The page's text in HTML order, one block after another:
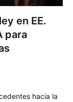
en EE.
para
hacia la